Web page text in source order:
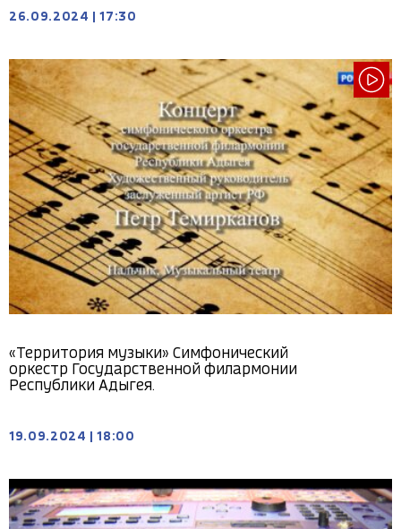
26.09.2024 17:30
«Территория музыки» Симфонический
оркестр Государственной филармонии
Республики Адыгея.
19.09.2024 18:00